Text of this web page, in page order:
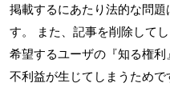
掲載するにあたり法的な問
す。 また、記事を削除して
希望するユーザの『知る権
不利益が生じてしまうためで